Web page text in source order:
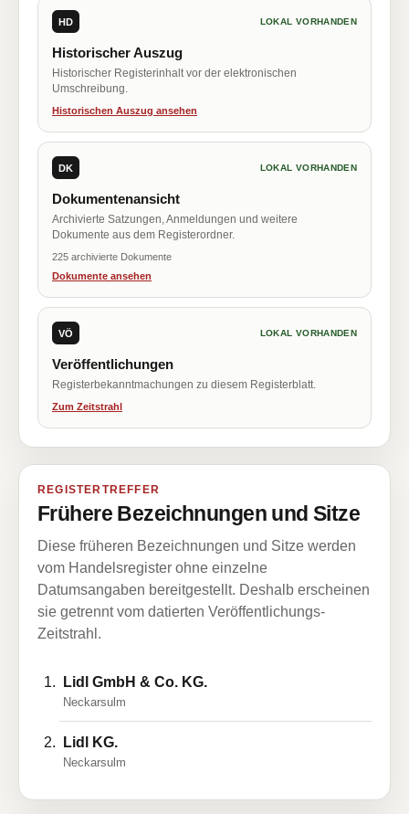
HD LOKAL VORHANDEN
Historischer Auszug
Historischer Registerinhalt vor der elektronischen
Umschreibung.
Historischen Auszug ansehen
DK LOKAL VORHANDEN
Dokumentenansicht
Archivierte Satzungen, Anmeldungen und weitere
Dokumente aus dem Registerordner.
225 archivierte Dokumente
Dokumente ansehen
VÖ LOKAL VORHANDEN
Veröffentlichungen
Registerbekanntmachungen zu diesem Registerblatt.
Zum Zeitstrahl
REGISTERTREFFER
Frühere Bezeichnungen und Sitze
Diese früheren Bezeichnungen und Sitze werden
vom Handelsregister ohne einzelne
Datumsangaben bereitgestellt. Deshalb erscheinen
sie getrennt vom datierten Veröffentlichungs-
Zeitstrahl.
Lidl GmbH & Co. KG.
Neckarsulm
Lidl KG.
Neckarsulm